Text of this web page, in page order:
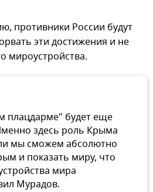
противники России будут
эти достижения и не
мироустройства.
плацдарме" будет еще
здесь роль Крыма
мы сможем абсолютно
и показать миру, что
мира
Мурадов.